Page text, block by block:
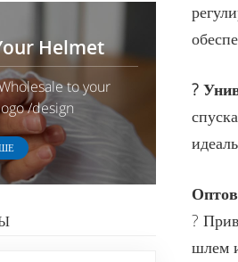
Helmet
to your
/design
?
?
шлем